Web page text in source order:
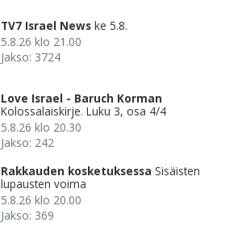
TV7 Israel News ke 5.8.
5.8.26 klo 21.00
Jakso: 3724
Love Israel - Baruch Korman
Kolossalaiskirje. Luku 3, osa 4/4
5.8.26 klo 20.30
Jakso: 242
Rakkauden kosketuksessa Sisäisten
lupausten voima
5.8.26 klo 20.00
Jakso: 369